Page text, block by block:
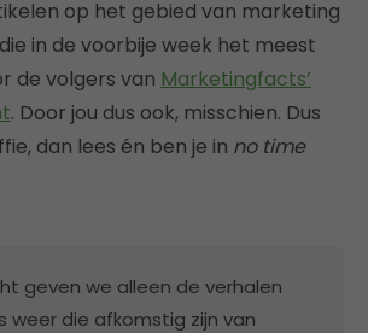
op het gebied van marketing
in de voorbije week het meest
de volgers van Marketingfacts’
. Door jou dus ook, misschien. Dus
dan lees én ben je in no time
geven we alleen de verhalen
weer die afkomstig zijn van